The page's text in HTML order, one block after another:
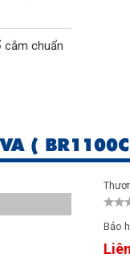
cắm chuẩn
hay quá
Fax/DSL
(
Bảo